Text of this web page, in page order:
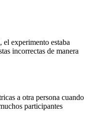
experimento estaba
incorrectas de manera
a otra persona cuando
participantes